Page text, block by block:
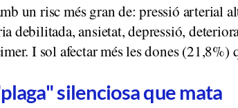
un risc més gran de: pressió arterial
debilitada, ansietat, depressió,
I sol afectar més les dones (21,8%)
silenciosa que mata